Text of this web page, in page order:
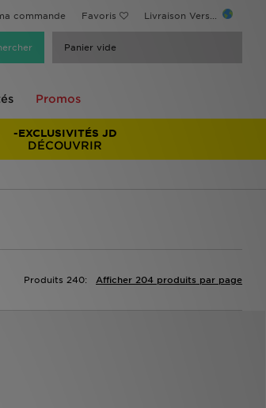
commande Favoris Livraison Vers...
Panier vide
Promos
-EXCLUSIVITÉS JD
DÉCOUVRIR
Afficher 204 produits par page
Produits 240: